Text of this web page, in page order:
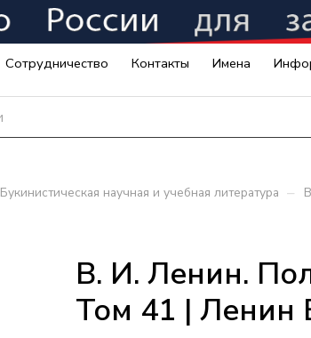
Сотрудничество Контакты Имена
Букинистическая научная и учебная литература –
В. И. Ленин.
Том 41 | Ленин